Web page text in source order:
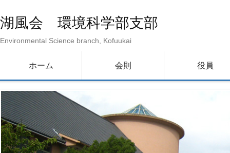
湖風会 環境科学部支部
Environmental Science branch, Kofuukai
メインコンテンツへ移動
サブコンテンツへ移動
ホーム 会則 役員